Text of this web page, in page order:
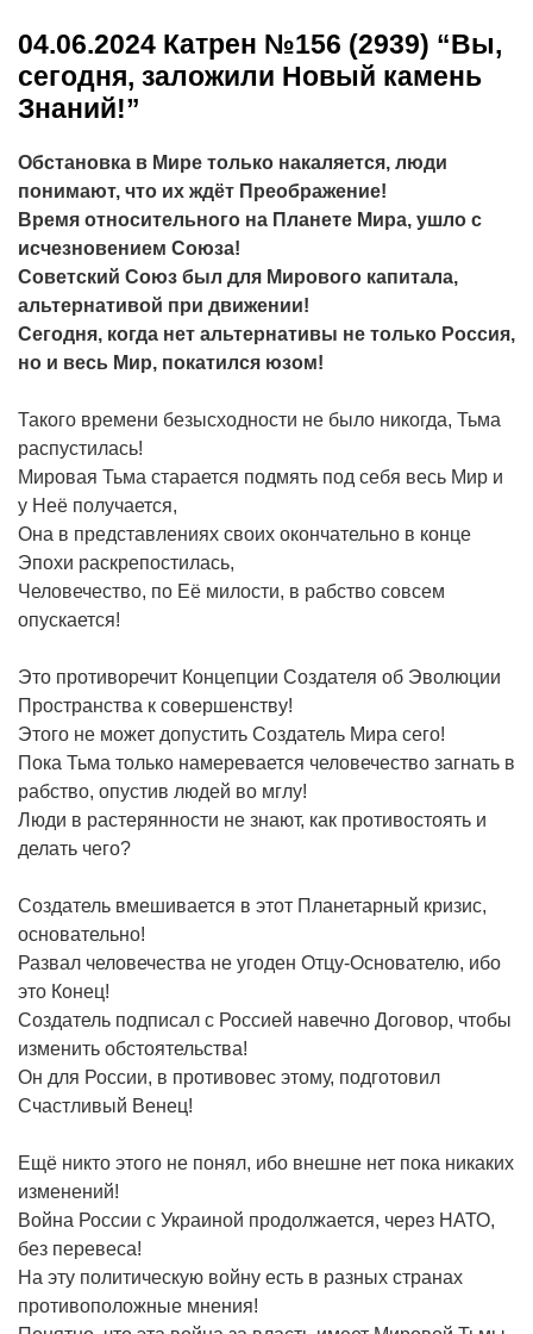
04.06.2024 Катрен №156 (2939) “Вы,
сегодня, заложили Новый камень
Знаний!”
Обстановка в Мире только накаляется, люди
понимают, что их ждёт Преображение!
Время относительного на Планете Мира, ушло с
исчезновением Союза!
Советский Союз был для Мирового капитала,
альтернативой при движении!
Сегодня, когда нет альтернативы не только Россия,
но и весь Мир, покатился юзом!
Такого времени безысходности не было никогда, Тьма
распустилась!
Мировая Тьма старается подмять под себя весь Мир и
у Неё получается,
Она в представлениях своих окончательно в конце
Эпохи раскрепостилась,
Человечество, по Её милости, в рабство совсем
опускается!
Это противоречит Концепции Создателя об Эволюции
Пространства к совершенству!
Этого не может допустить Создатель Мира сего!
Пока Тьма только намеревается человечество загнать в
рабство, опустив людей во мглу!
Люди в растерянности не знают, как противостоять и
делать чего?
Создатель вмешивается в этот Планетарный кризис,
основательно!
Развал человечества не угоден Отцу-Основателю, ибо
это Конец!
Создатель подписал с Россией навечно Договор, чтобы
изменить обстоятельства!
Он для России, в противовес этому, подготовил
Счастливый Венец!
Ещё никто этого не понял, ибо внешне нет пока никаких
изменений!
Война России с Украиной продолжается, через НАТО,
без перевеса!
На эту политическую войну есть в разных странах
противоположные мнения!